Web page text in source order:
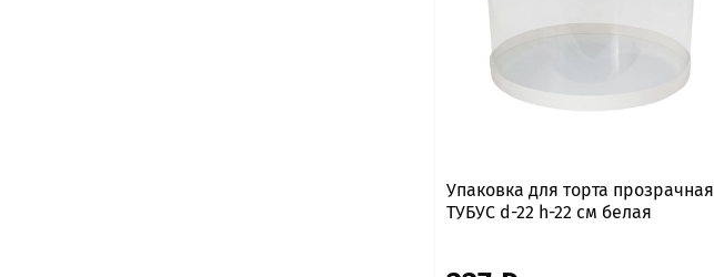
Упаковка для торта прозрачная
ТУБУС d-22 h-22 см белая